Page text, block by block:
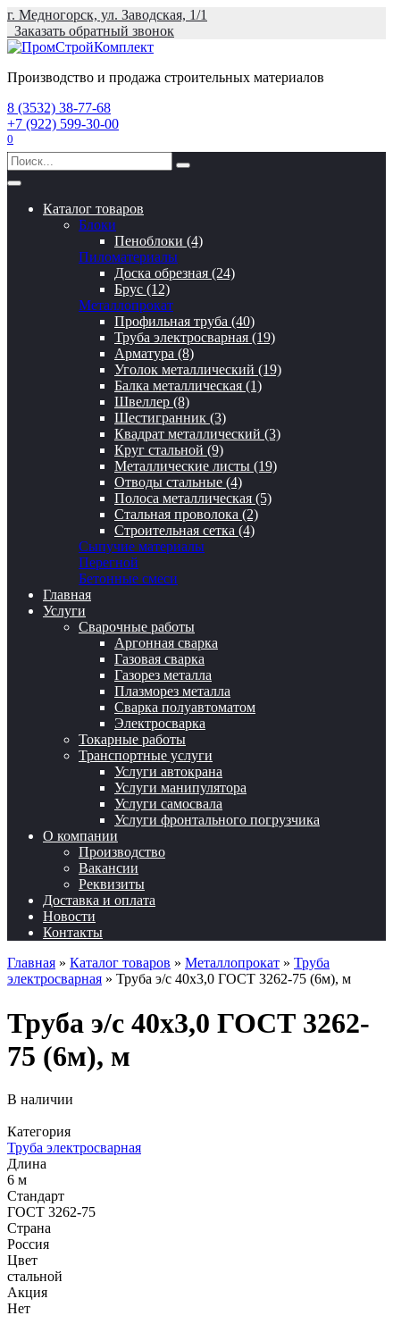
Перейти
содержанию
г. Медногорск, ул. Заводская, 1/1
Заказать обратный звонок
Производство и продажа строительных материалов
8 (3532) 38-77-68
+7 (922) 599-30-00
0
Search
for:
Каталог товаров
Блоки
Пеноблоки (4)
Пиломатериалы
Доска обрезная (24)
Брус (12)
Металлопрокат
Профильная труба (40)
Труба электросварная (19)
Арматура (8)
Уголок металлический (19)
Балка металлическая (1)
Швеллер (8)
Шестигранник (3)
Квадрат металлический (3)
Круг стальной (9)
Металлические листы (19)
Отводы стальные (4)
Полоса металлическая (5)
Стальная проволока (2)
Строительная сетка (4)
Сыпучие материалы
Перегной
Бетонные смеси
Главная
Услуги
Сварочные работы
Аргонная сварка
Газовая сварка
Газорез металла
Плазморез металла
Сварка полуавтоматом
Электросварка
Токарные работы
Транспортные услуги
Услуги автокрана
Услуги манипулятора
Услуги самосвала
Услуги фронтального погрузчика
О компании
Производство
Вакансии
Реквизиты
Доставка и оплата
Новости
Контакты
Главная » Каталог товаров » Металлопрокат » Труба
электросварная » Труба э/с 40х3,0 ГОСТ 3262-75 (6м), м
Труба э/с 40х3,0 ГОСТ 3262-
75 (6м), м
В наличии
Категория
Труба электросварная
Длина
6 м
Стандарт
ГОСТ 3262-75
Страна
Россия
Цвет
стальной
Акция
Нет